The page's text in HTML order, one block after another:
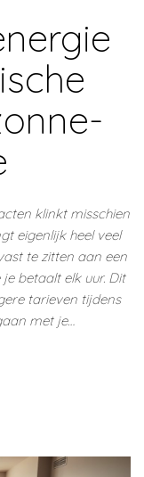
klinkt misschien
eigenlijk heel veel
te zitten aan een
betaalt elk uur. Dit
tarieven tijdens
met je…